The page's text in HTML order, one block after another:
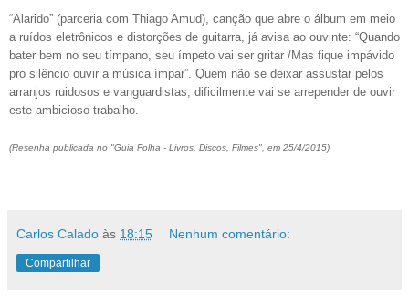
“Alarido” (parceria com Thiago Amud), canção que abre o álbum em meio
a ruídos eletrônicos e distorções de guitarra, já avisa ao ouvinte: “Quando
bater bem no seu tímpano, seu ímpeto vai ser gritar /Mas fique impávido
pro silêncio ouvir a música ímpar”. Quem não se deixar assustar pelos
arranjos ruidosos e vanguardistas, dificilmente vai se arrepender de ouvir
este ambicioso trabalho.
(Resenha publicada no "Guia Folha - Livros, Discos, Filmes", em 25/4/2015)
Carlos Calado às 18:15 Nenhum comentário:
Compartilhar